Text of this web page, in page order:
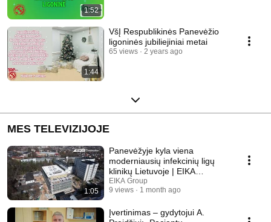
1:52
1:44
VšĮ Respublikinės Panevėžio
ligoninės jubiliejiniai metai
65 views 2 years ago
MES TELEVIZIJOJE
1:05
Panevėžyje kyla viena
moderniausių infekcinių ligų
klinikų Lietuvoje | EIKA
Construction
EIKA Group
9 views
1 month ago
Įvertinimas – gydytojui A.